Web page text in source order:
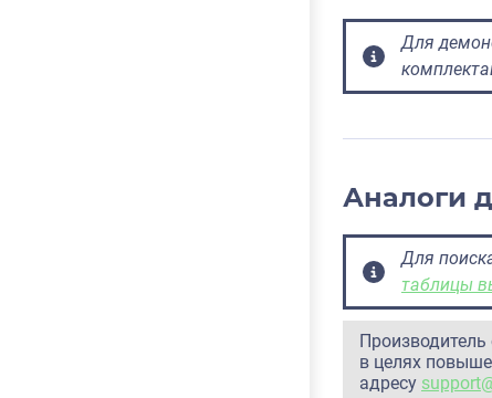
Для
Аналоги
Для
таблицы
в целях
адресу